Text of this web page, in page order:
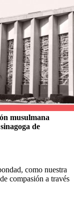
musulmana
de
como nuestra
compasión a través